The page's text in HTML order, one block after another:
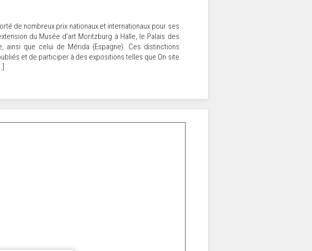
de nombreux prix nationaux et internationaux pour ses
du Musée d’art Moritzburg à Halle, le Palais des
ainsi que celui de Mérida (Espagne). Ces distinctions
et de participer à des expositions telles que On site